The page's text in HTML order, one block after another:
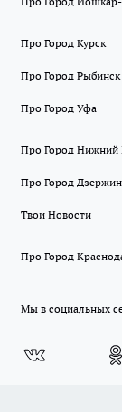
Про Город Курск
Про Город Рыбинск
Про Город Уфа
Про Город Нижний
Про Город
Твои Новости
Про Город
Мы в социальных